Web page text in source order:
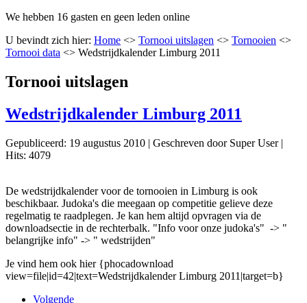
We hebben 16 gasten en geen leden online
U bevindt zich hier: Home <> Tornooi uitslagen <> Tornooien <>
Tornooi data <> Wedstrijdkalender Limburg 2011
Tornooi uitslagen
Wedstrijdkalender Limburg 2011
Gepubliceerd: 19 augustus 2010 | Geschreven door Super User|
Hits: 4079
De wedstrijdkalender voor de tornooien in Limburg is ook
beschikbaar. Judoka's die meegaan op competitie gelieve deze
regelmatig te raadplegen. Je kan hem altijd opvragen via de
downloadsectie in de rechterbalk. "Info voor onze judoka's" -> "
belangrijke info" -> " wedstrijden"
Je vind hem ook hier {phocadownload
view=file|id=42|text=Wedstrijdkalender Limburg 2011|target=b}
Volgende